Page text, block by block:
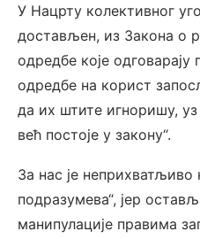
У Нацрту колективног
достављен, из Закона о
одредбе које
одредбе на корист
да их штите игноришу,
већ постоје у закону“.
За нас је
подразумева“, јер
манипулације правима